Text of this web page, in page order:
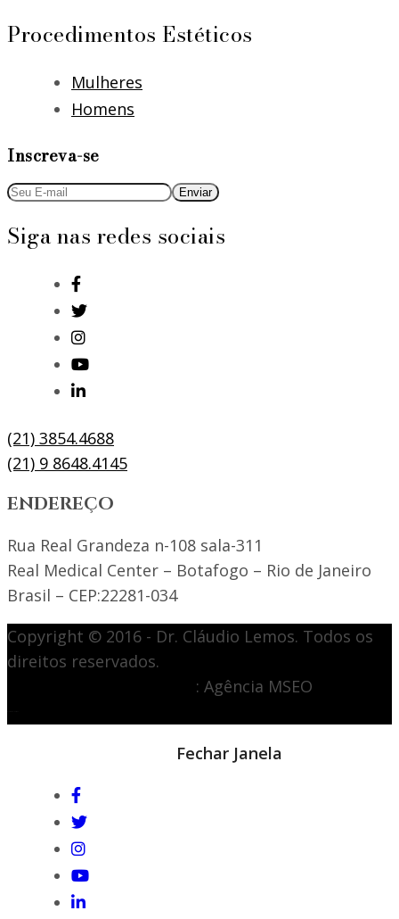
Procedimentos Estéticos
Mulheres
Homens
Inscreva-se
Siga nas redes sociais
(21) 3854.4688
(21) 9 8648.4145
ENDEREÇO
Rua Real Grandeza n-108 sala-311
Real Medical Center – Botafogo – Rio de Janeiro
Brasil – CEP:22281-034
Copyright © 2016 - Dr. Cláudio Lemos. Todos os
direitos reservados.
: Agência MSEO
Fechar Janela